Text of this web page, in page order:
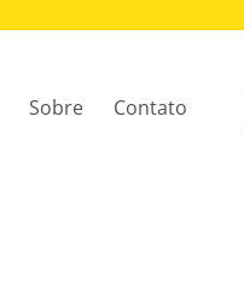
Sobre Contato